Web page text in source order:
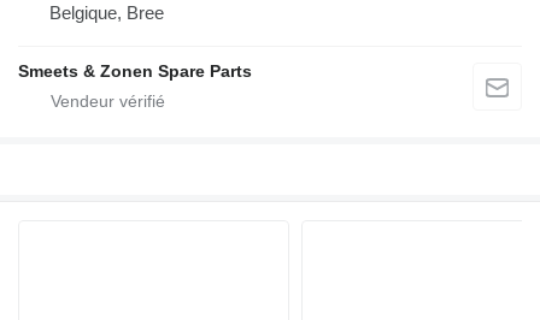
Belgique, Bree
Smeets & Zonen Spare Parts